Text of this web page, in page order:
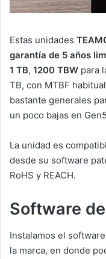
Estas unidades
garantía de 5 años
1 TB, 1200 TBW para
TB, con MTBF
bastante generales
un poco bajas en
La unidad es
desde su software
RoHS y REACH.
Software
Instalamos el software
la marca, en donde